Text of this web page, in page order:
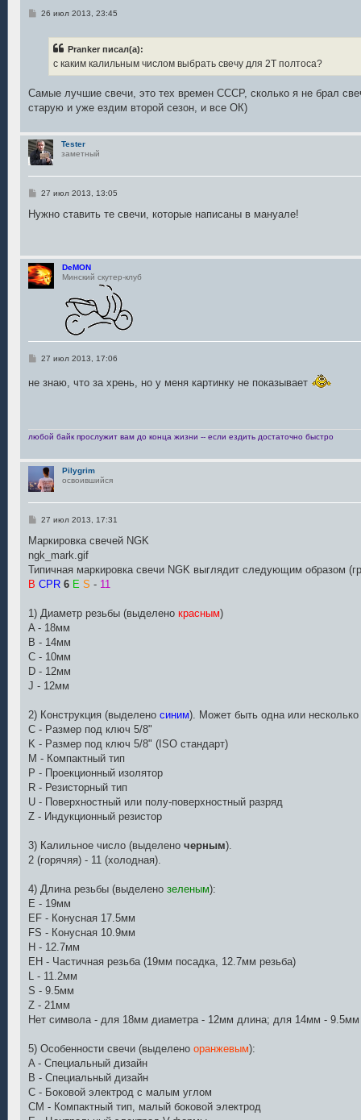
С
е
26 июл 2013, 23:45
Pranker писал(а):
с каким калильным числом выбрать свечу для 2Т полтоса?
Самые лучшие свечи, это тех времен СССР, сколько я не брал
старую и уже ездим второй сезон, и все ОК)
Tester
заметный
С
о
б
и
е
27 июл 2013, 13:05
Нужно ставить те свечи, которые написаны в мануале!
DeMON
Минский скутер-клуб
С
б
е
27 июл 2013, 17:06
не знаю, что за хрень, но у меня картинку не показывает
любой байк прослужит вам до конца жизни -- если ездить достаточно быстро
Pilygrim
освоившийся
С
о
щ
е
и
27 июл 2013, 17:31
Маркировка свечей NGK
ngk_mark.gif
Типичная маркировка свечи NGK выглядит следующим образом
B CPR 6 E S - 11
1) Диаметр резьбы (выделено красным)
A - 18мм
B - 14мм
C - 10мм
D - 12мм
J - 12мм
2) Конструкция (выделено синим). Может быть одна или несколько
C - Размер под ключ 5/8"
K - Размер под ключ 5/8" (ISO стандарт)
M - Компактный тип
P - Проекционный изолятор
R - Резисторный тип
U - Поверхностный или полу-поверхностный разряд
Z - Индукционный резистор
3) Калильное число (выделено черным).
2 (горячяя) - 11 (холодная).
4) Длина резьбы (выделено зеленым):
E - 19мм
EF - Конусная 17.5мм
FS - Конусная 10.9мм
H - 12.7мм
EH - Частичная резьба (19мм посадка, 12.7мм резьба)
L - 11.2мм
S - 9.5мм
Z - 21мм
Нет символа - для 18мм диаметра - 12мм длина; для 14мм -
5) Особенности свечи (выделено оранжевым):
A - Специальный дизайн
B - Специальный дизайн
C - Боковой электрод с малым углом
CM - Компактный тип, малый боковой электрод